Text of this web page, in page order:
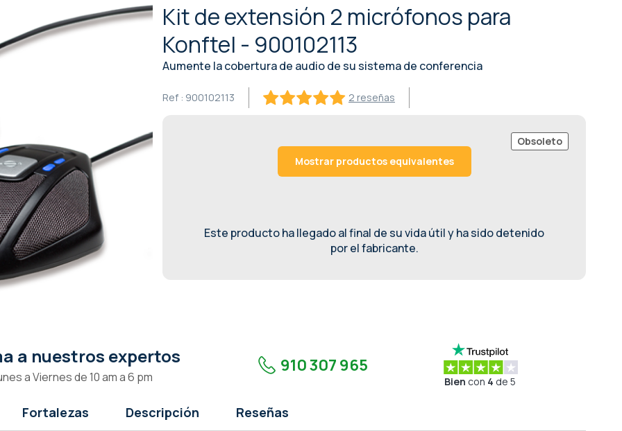
Kit de extensión 2 micrófonos para
Konftel - 900102113
Aumente la cobertura de audio de su sistema de conferencia
2 reseñas
Ref : 900102113
Obsoleto
Mostrar productos equivalentes
Este producto ha llegado al final de su vida útil y ha sido detenido
por el fabricante.
a nuestros expertos
a Viernes de 10 am a 6 pm
910 307 965
Bien con 4 de 5
Fortalezas Descripción Reseñas